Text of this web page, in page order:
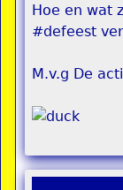
Hoe en wat
#defeest
M.v.g De